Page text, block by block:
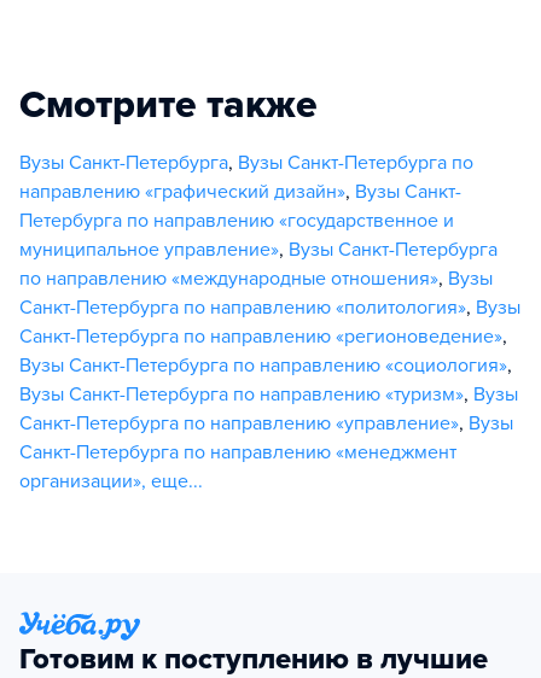
Смотрите также
Вузы Санкт-Петербурга, Вузы Санкт-Петербурга по
направлению «графический дизайн», Вузы Санкт-
Петербурга по направлению «государственное и
муниципальное управление», Вузы Санкт-Петербурга
по направлению «международные отношения», Вузы
Санкт-Петербурга по направлению «политология», Вузы
Санкт-Петербурга по направлению «регионоведение»,
Вузы Санкт-Петербурга по направлению «социология»,
Вузы Санкт-Петербурга по направлению «туризм», Вузы
Санкт-Петербурга по направлению «управление», Вузы
Санкт-Петербурга по направлению «менеджмент
организации», еще...
Готовим к поступлению в лучшие